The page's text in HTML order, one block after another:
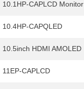
10.1HP-CAPLCD Monitor
10.4HP-CAPQLED
10.5inch HDMI AMOLED
11EP-CAPLCD